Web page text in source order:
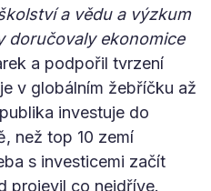
a vědu a výzkum
doručovaly ekonomice
a podpořil tvrzení
v globálním žebříčku až
investuje do
než top 10 zemí
s investicemi začít
projevil co nejdříve.